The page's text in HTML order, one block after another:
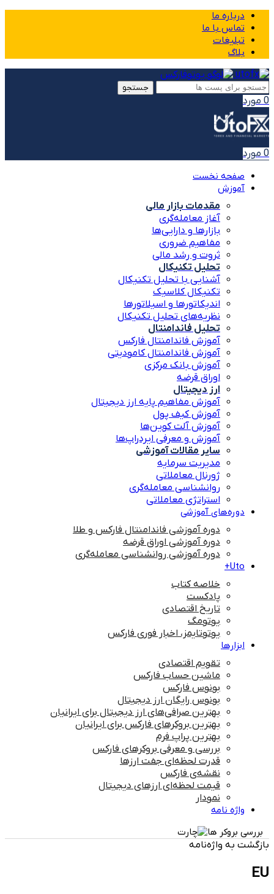
درباره ما
تماس با ما
تبلیغات
بلاگ
جستجو
0 مورد
0 مورد
صفحه نخست
آموزش
مقدمات بازار مالی
آغاز معامله‌گری
بازارها و دارایی‌ها
مفاهیم ضروری
ثروت و رشد مالی
تحلیل تکنیکال
آشنایی با تحلیل تکنیکال
تکنیکال کلاسیک
اندیکاتورها و اسیلاتورها
نظریه‌های تحلیل تکنیکال
تحلیل فاندامنتال
آموزش فاندامنتال فارکس
آموزش فاندامنتال کامودیتی
آموزش بانک مرکزی
اوراق قرضه
ارز دیجیتال
آموزش مفاهیم پایه ارز دیجیتال
آموزش کیف پول
آموزش آلت کوین‌ها
آموزش و معرفی ایردراپ‌ها
سایر مقالات آموزشی
مدیریت سرمایه
ژورنال معاملاتی
روانشناسی معامله‌گری
استراتژی معاملاتی
دوره‌های آموزشی
دوره آموزشی فاندامنتال فارکس و طلا
دوره آموزشی اوراق قرضه
دوره آموزشی روانشناسی معامله‌گری
Uto+
خلاصه کتاب
پادکست
تاریخ اقتصادی
یوتومگ
یوتوتایمز، اخبار فوری فارکس
ابزارها
تقویم اقتصادی
ماشین حساب فارکس
بونوس فارکس
بونوس رایگان ارز دیجیتال
بهترین صرافی‌های ارز دیجیتال برای ایرانیان
بهترین بروکرهای فارکس برای ایرانیان
بهترین پراپ‌ فرم
بررسی و معرفی بروکرهای فارکس
قدرت لحظه‌ای جفت ارزها
نقشه‌ی فارکس
قیمت لحظه‌ای ارزهای دیجیتال
نمودار
واژه نامه
بررسی بروکر ها
بازگشت به واژه‌نامه
EU